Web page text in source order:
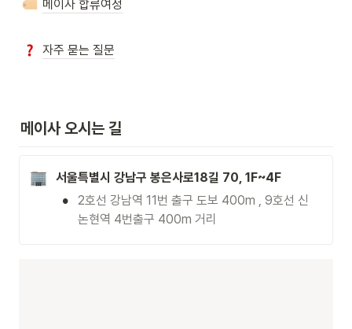
메이사 합류여정
자주 묻는 질문
메이사 오시는 길
서울특별시 강남구 봉은사로18길 70, 1F~4F
•
2호선 강남역 11번 출구 도보 400m , 9호선 신
논현역 4번출구 400m 거리